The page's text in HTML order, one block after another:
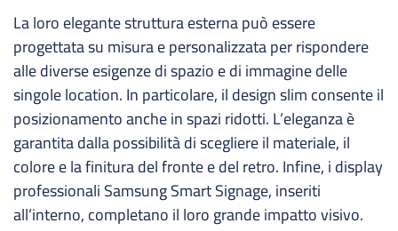
La loro elegante struttura esterna può essere
progettata su misura e personalizzata per rispondere
alle diverse esigenze di spazio e di immagine delle
singole location. In particolare, il design slim consente il
posizionamento anche in spazi ridotti. L’eleganza è
garantita dalla possibilità di scegliere il materiale, il
colore e la finitura del fronte e del retro. Infine, i display
professionali Samsung Smart Signage, inseriti
all’interno, completano il loro grande impatto visivo.